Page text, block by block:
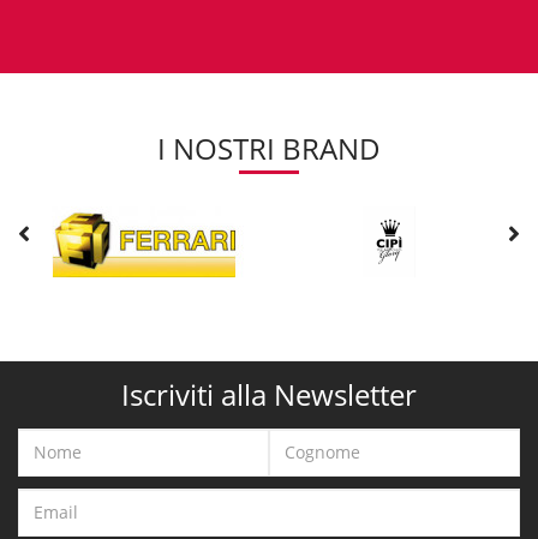
Entrambi questi prodotti sono di ottima manifattura e offrono ottime
m³/h] e ciò vuol dire che, nel punto di massima efficienza
(12m³/h) la pompa riesce a filtrare e ripulire completamente la
piscina in 3-4 ore.
Manutenzione del filtro a sabbia abbinato
Oltre allosvuotamento e pulizia periodicodel cestello in plastica della
pompa, un aspetto importante è la
I NOSTRI BRAND
Iscriviti alla Newsletter